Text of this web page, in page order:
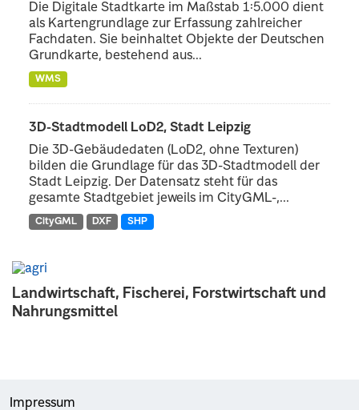
Landwirtschaft, Fischerei, Forstwirtschaft und
Nahrungsmittel
Die Digitale Stadtkarte im Maßstab 1:5.000 dient
als Kartengrundlage zur Erfassung zahlreicher
Fachdaten. Sie beinhaltet Objekte der Deutschen
Grundkarte, bestehend aus...
WMS
3D-Stadtmodell LoD2, Stadt Leipzig
Die 3D-Gebäudedaten (LoD2, ohne Texturen)
bilden die Grundlage für das 3D-Stadtmodell der
Stadt Leipzig. Der Datensatz steht für das
gesamte Stadtgebiet jeweils im CityGML-,...
CityGML DXF SHP
Impressum